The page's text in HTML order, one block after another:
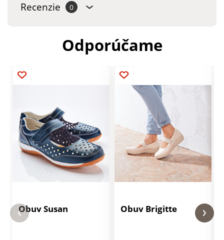
Recenzie 0
Odporúčame
Obuv Susan Obuv Brigitte